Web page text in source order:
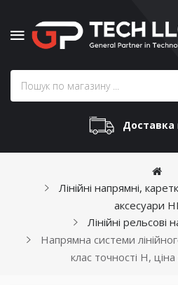
Доставка
Лінійні напрямні,
аксесуари
Лінійні рельсові
Напрямна системи
клас точності Н,